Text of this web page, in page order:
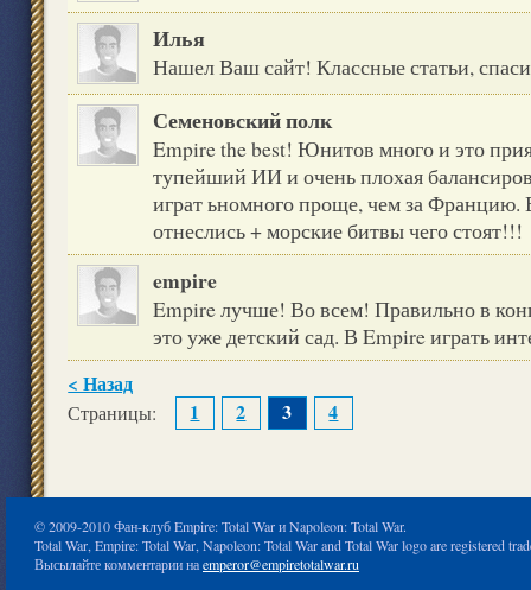
Илья
Нашел Ваш сайт! Классные статьи,
Семеновский полк
Empire the best! Юнитов много и это
тупейший ИИ и очень плохая
играт ьномного проще, чем за
отнеслись + морские битвы чего стоят!!!
empire
Empire лучше! Во всем! Правильно в
это уже детский сад. В Empire играть
< Назад
Страницы: 1 2 3 4
© 2009-2010 Фан-клуб Empire: Total War и Napoleon: Total War.
Total War, Empire: Total War, Napoleon: Total War and Total War logo are registered
Высылайте комментарии наemperor@empiretotalwar.ru